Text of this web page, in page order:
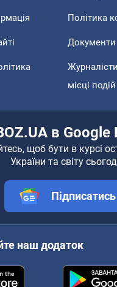
Політика
Документи
місці подій
в Google
щоб бути в курсі
України та світу
Підписатись
наш додаток